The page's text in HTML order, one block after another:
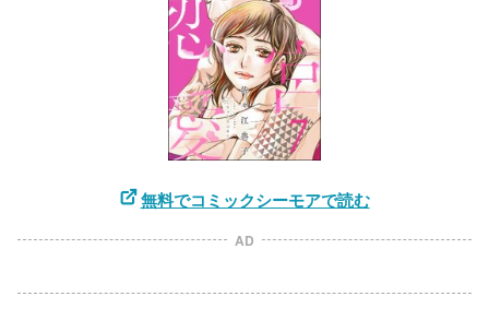
無料でコミックシーモアで読む
AD